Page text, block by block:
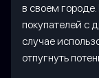
в своем
покупателей с
случае
отпугнуть